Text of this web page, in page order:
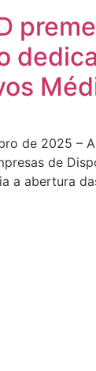
de 2025 –
de
a abertura